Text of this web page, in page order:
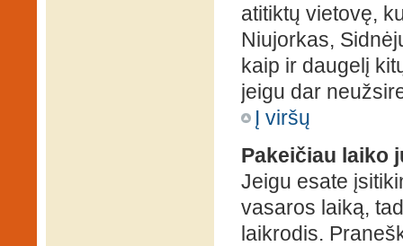
atitiktų vietovę,
Niujorkas,
kaip ir daugelį
jeigu dar
Į viršų
Pakeičiau laiko
Jeigu esate
vasaros laiką,
laikrodis.